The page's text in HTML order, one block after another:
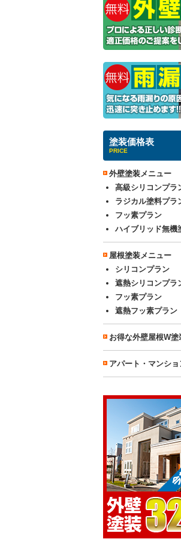
塗装価格表
PRICE
外壁塗装メニュー
高級シリコンプラ
ラジカル塗料プラ
フッ素プラン
ハイブリッド無機
屋根塗装メニュー
シリコンプラン
遮熱シリコンプラ
フッ素プラン
遮熱フッ素プラン
お得な外壁屋根W塗
アパート・マンシ